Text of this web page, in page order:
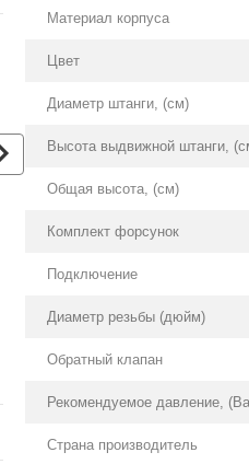
Дождеватель Hunter PSU-
149 грн 154 грн
Материал корпуса
Цвет
Диаметр штанги, (см)
Высота выдвижной штанги,
Общая высота, (см)
Комплект форсунок
Подключение
Диаметр резьбы (дюйм)
Обратный клапан
Рекомендуемое давление,
Страна производитель